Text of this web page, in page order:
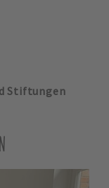
Stiftungen